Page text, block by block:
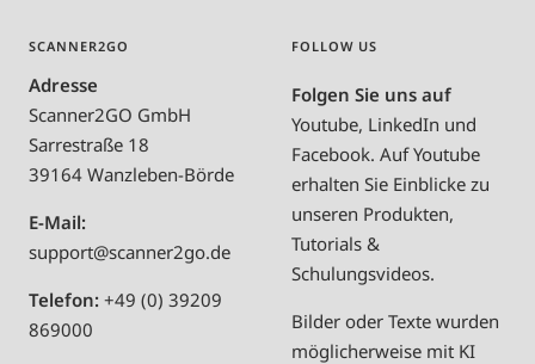
SCANNER2GO
Adresse
Scanner2GO GmbH
Sarrestraße 18
39164 Wanzleben-Börde
E-Mail:
support@scanner2go.de
Telefon: +49 (0) 39209
869000
FOLLOW US
Folgen Sie uns auf
Youtube, LinkedIn und
Facebook. Auf Youtube
erhalten Sie Einblicke zu
unseren Produkten,
Tutorials &
Schulungsvideos.
Bilder oder Texte wurden
möglicherweise mit KI